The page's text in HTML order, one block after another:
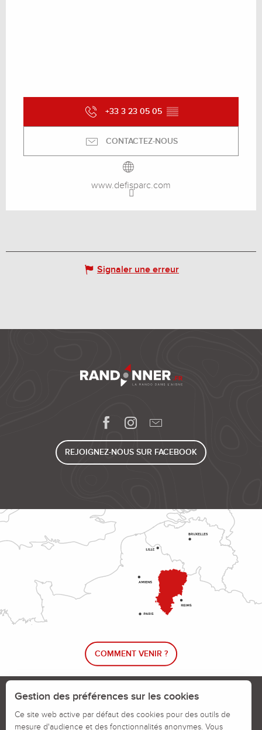
+33 3 23 05 05 ▒▒
CONTACTEZ-NOUS
www.defisparc.com
Signaler une erreur
REJOIGNEZ-NOUS SUR FACEBOOK
COMMENT VENIR ?
Le blog rando !
Calendrier des jours chassés
Gestion des préférences sur les cookies
Ce site web active par défaut des cookies pour des outils de
mesure d'audience et des fonctionnalités anonymes. Vous